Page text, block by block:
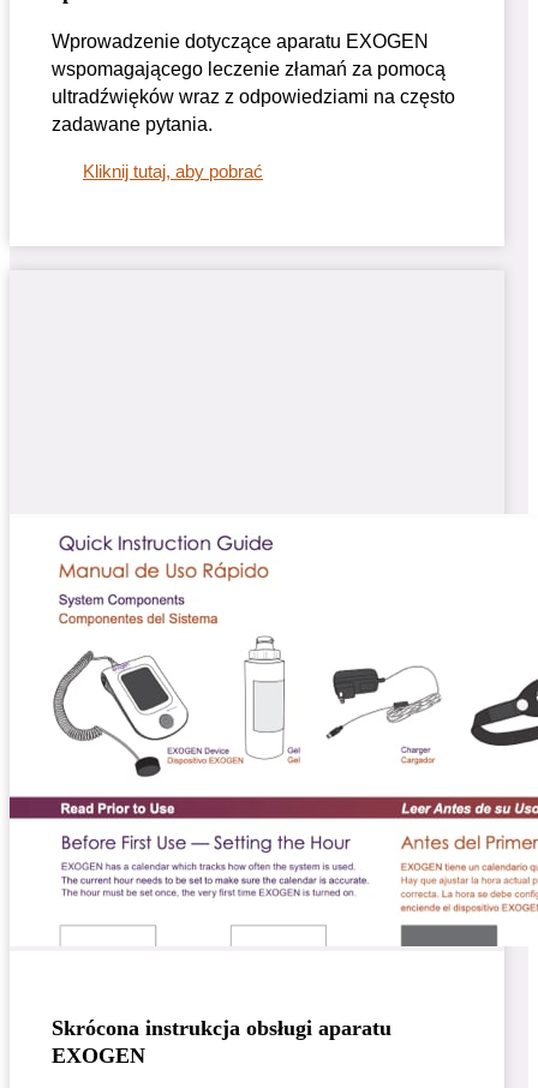
Wprowadzenie dotyczące aparatu EXOGEN
wspomagającego leczenie złamań za pomocą
ultradźwięków wraz z odpowiedziami na często
zadawane pytania.
Kliknij tutaj, aby pobrać
Skrócona instrukcja obsługi aparatu
EXOGEN